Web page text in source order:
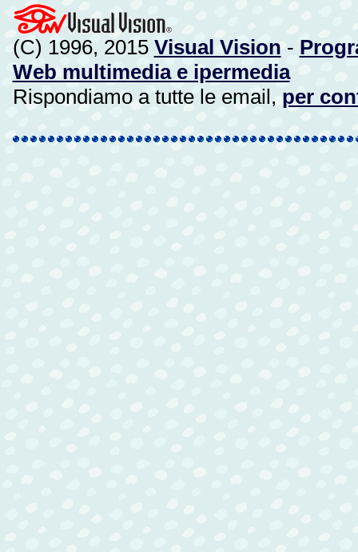
(C) 1996, 2015 Visual Vision-
Web multimedia e ipermedia
Rispondiamo a tutte le email, per